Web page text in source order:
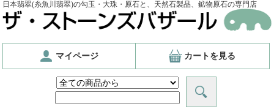
日本翡翠(糸魚川翡翠)の勾玉・大珠・原石と、天然石製品、鉱物原石の専門店
マイページ カートを見る